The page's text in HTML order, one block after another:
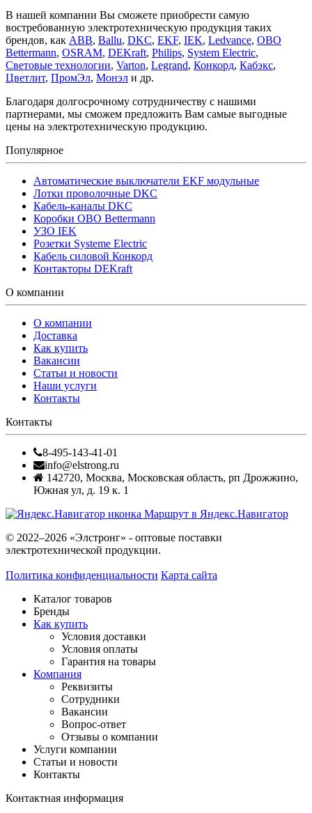
В нашей компании Вы сможете приобрести самую
востребованную электротехническую продукция таких
брендов, как ABB, Ballu, DKC, EKF, IEK, Ledvance, OBO
Bettermann, OSRAM, DEKraft, Philips, System Electric,
Световые технологии, Varton, Legrand, Конкорд, Кабэкс,
Цветлит, ПромЭл, Монэл и др.
Благодаря долгосрочному сотрудничеству с нашими
партнерами, мы сможем предложить Вам самые выгодные
цены на электротехническую продукцию.
Популярное
Автоматические выключатели EKF модульные
Лотки проволочные DKC
Кабель-каналы DKC
Коробки OBO Bettermann
УЗО IEK
Розетки Systeme Electric
Кабель силовой Конкорд
Контакторы DEKraft
О компании
О компании
Доставка
Как купить
Вакансии
Статьи и новости
Наши услуги
Контакты
Контакты
8-495-143-41-01
info@elstrong.ru
142720, Москва, Московская область, рп Дрожжино,
Южная ул, д. 19 к. 1
Маршрут в Яндекс.Навигатор
© 2022–2026 «Элстронг» - оптовые поставки
электротехнической продукции.
Политика конфиденциальности Карта сайта
Каталог товаров
Бренды
Как купить
Условия доставки
Условия оплаты
Гарантия на товары
Компания
Реквизиты
Сотрудники
Вакансии
Вопрос-ответ
Отзывы о компании
Услуги компании
Статьи и новости
Контакты
Контактная информация